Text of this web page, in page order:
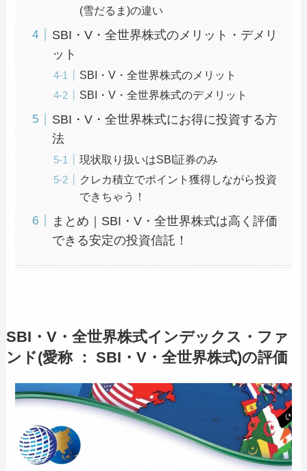
(雪だるま)の違い
SBI・V・全世界株式のメリット・デメリ
ット
SBI・V・全世界株式のメリット
SBI・V・全世界株式のデメリット
SBI・V・全世界株式にお得に投資する方
法
現状取り扱いはSBI証券のみ
クレカ積立でポイント獲得しながら投資
できちゃう！
まとめ｜SBI・V・全世界株式は高く評価
できる安定の投資信託！
SBI・V・全世界株式インデックス・ファ
ンド(愛称 ： SBI・V・全世界株式)の評価